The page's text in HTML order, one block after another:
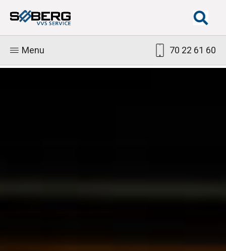
Menu 70 22 61 60